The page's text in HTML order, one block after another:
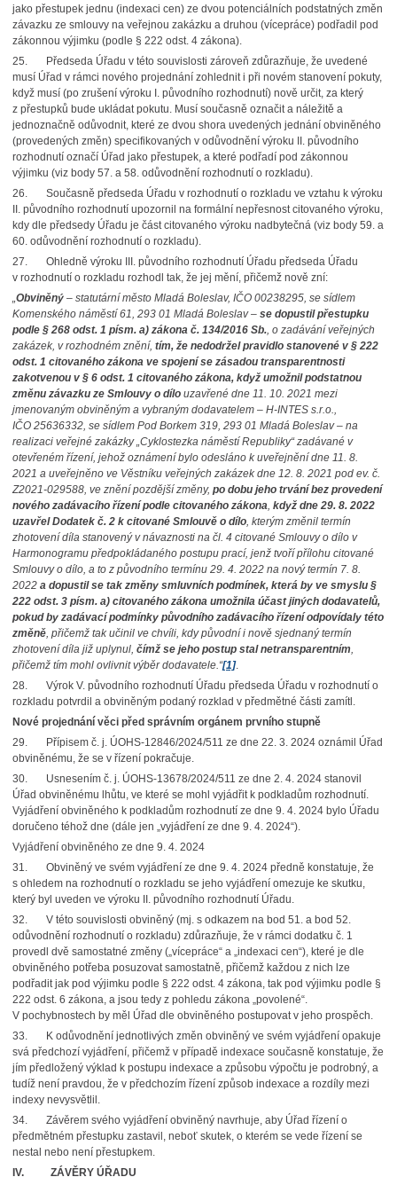
jako přestupek jednu (indexaci cen) ze dvou potenciálních podstatných změn
závazku ze smlouvy na veřejnou zakázku a druhou (vícepráce) podřadil pod
zákonnou výjimku (podle § 222 odst. 4 zákona).
25. Předseda Úřadu v této souvislosti zároveň zdůrazňuje, že uvedené
musí Úřad v rámci nového projednání zohlednit i při novém stanovení pokuty,
když musí (po zrušení výroku I. původního rozhodnutí) nově určit, za který
z přestupků bude ukládat pokutu. Musí současně označit a náležitě a
jednoznačně odůvodnit, které ze dvou shora uvedených jednání obviněného
(provedených změn) specifikovaných v odůvodnění výroku II. původního
rozhodnutí označí Úřad jako přestupek, a které podřadí pod zákonnou
výjimku (viz body 57. a 58. odůvodnění rozhodnutí o rozkladu).
26. Současně předseda Úřadu v rozhodnutí o rozkladu ve vztahu k výroku
II. původního rozhodnutí upozornil na formální nepřesnost citovaného výroku,
kdy dle předsedy Úřadu je část citovaného výroku nadbytečná (viz body 59. a
60. odůvodnění rozhodnutí o rozkladu).
27. Ohledně výroku III. původního rozhodnutí Úřadu předseda Úřadu
v rozhodnutí o rozkladu rozhodl tak, že jej mění, přičemž nově zní:
„Obviněný – statutární město Mladá Boleslav, IČO 00238295, se sídlem
Komenského náměstí 61, 293 01 Mladá Boleslav – se dopustil přestupku
podle § 268 odst. 1 písm. a) zákona č. 134/2016 Sb., o zadávání veřejných
zakázek, v rozhodném znění, tím, že nedodržel pravidlo stanovené v § 222
odst. 1 citovaného zákona ve spojení se zásadou transparentnosti
zakotvenou v § 6 odst. 1 citovaného zákona, když umožnil podstatnou
změnu závazku ze Smlouvy o dílo uzavřené dne 11. 10. 2021 mezi
jmenovaným obviněným a vybraným dodavatelem – H-INTES s.r.o.,
IČO 25636332, se sídlem Pod Borkem 319, 293 01 Mladá Boleslav – na
realizaci veřejné zakázky „Cyklostezka náměstí Republiky“ zadávané v
otevřeném řízení, jehož oznámení bylo odesláno k uveřejnění dne 11. 8.
2021 a uveřejněno ve Věstníku veřejných zakázek dne 12. 8. 2021 pod ev. č.
Z2021-029588, ve znění pozdější změny, po dobu jeho trvání bez provedení
nového zadávacího řízení podle citovaného zákona, když dne 29. 8. 2022
uzavřel Dodatek č. 2 k citované Smlouvě o dílo, kterým změnil termín
zhotovení díla stanovený v návaznosti na čl. 4 citované Smlouvy o dílo v
Harmonogramu předpokládaného postupu prací, jenž tvoří přílohu citované
Smlouvy o dílo, a to z původního termínu 29. 4. 2022 na nový termín 7. 8.
2022 a dopustil se tak změny smluvních podmínek, která by ve smyslu §
222 odst. 3 písm. a) citovaného zákona umožnila účast jiných dodavatelů,
pokud by zadávací podmínky původního zadávacího řízení odpovídaly této
změně, přičemž tak učinil ve chvíli, kdy původní i nově sjednaný termín
zhotovení díla již uplynul, čímž se jeho postup stal netransparentním,
přičemž tím mohl ovlivnit výběr dodavatele.“[1].
28. Výrok V. původního rozhodnutí Úřadu předseda Úřadu v rozhodnutí o
rozkladu potvrdil a obviněným podaný rozklad v předmětné části zamítl.
Nové projednání věci před správním orgánem prvního stupně
29. Přípisem č. j. ÚOHS-12846/2024/511 ze dne 22. 3. 2024 oznámil Úřad
obviněnému, že se v řízení pokračuje.
30. Usnesením č. j. ÚOHS-13678/2024/511 ze dne 2. 4. 2024 stanovil
Úřad obviněnému lhůtu, ve které se mohl vyjádřit k podkladům rozhodnutí.
Vyjádření obviněného k podkladům rozhodnutí ze dne 9. 4. 2024 bylo Úřadu
doručeno téhož dne (dále jen „vyjádření ze dne 9. 4. 2024“).
Vyjádření obviněného ze dne 9. 4. 2024
31. Obviněný ve svém vyjádření ze dne 9. 4. 2024 předně konstatuje, že
s ohledem na rozhodnutí o rozkladu se jeho vyjádření omezuje ke skutku,
který byl uveden ve výroku II. původního rozhodnutí Úřadu.
32. V této souvislosti obviněný (mj. s odkazem na bod 51. a bod 52.
odůvodnění rozhodnutí o rozkladu) zdůrazňuje, že v rámci dodatku č. 1
provedl dvě samostatné změny („vícepráce“ a „indexaci cen“), které je dle
obviněného potřeba posuzovat samostatně, přičemž každou z nich lze
podřadit jak pod výjimku podle § 222 odst. 4 zákona, tak pod výjimku podle §
222 odst. 6 zákona, a jsou tedy z pohledu zákona „povolené“.
V pochybnostech by měl Úřad dle obviněného postupovat v jeho prospěch.
33. K odůvodnění jednotlivých změn obviněný ve svém vyjádření opakuje
svá předchozí vyjádření, přičemž v případě indexace současně konstatuje, že
jím předložený výklad k postupu indexace a způsobu výpočtu je podrobný, a
tudíž není pravdou, že v předchozím řízení způsob indexace a rozdíly mezi
indexy nevysvětlil.
34. Závěrem svého vyjádření obviněný navrhuje, aby Úřad řízení o
předmětném přestupku zastavil, neboť skutek, o kterém se vede řízení se
nestal nebo není přestupkem.
IV. ZÁVĚRY ÚŘADU